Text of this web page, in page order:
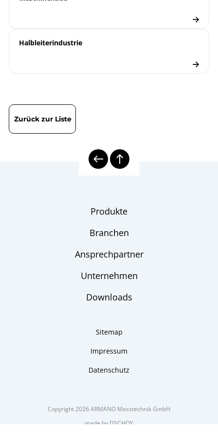
Halbleiterindustrie
Zurück zur Liste
Produkte
Branchen
Ansprechpartner
Unternehmen
Downloads
Sitemap
Impressum
Datenschutz
Copyright 2026 ARMANO Messtechnik GmbH
made by DSCHOY